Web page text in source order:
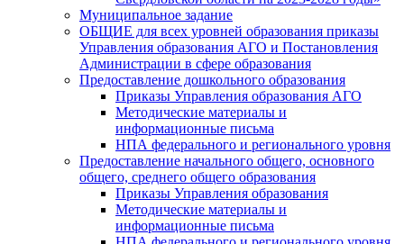
Муниципальное задание
ОБЩИЕ для всех уровней образования приказы
Управления образования АГО и Постановления
Администрации в сфере образования
Предоставление дошкольного образования
Приказы Управления образования АГО
Методические материалы и
информационные письма
НПА федерального и регионального уровня
Предоставление начального общего, основного
общего, среднего общего образования
Приказы Управления образования
Методические материалы и
информационные письма